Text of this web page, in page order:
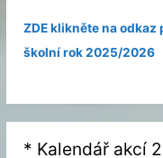
ZDE klikněte na
školní rok 2025/2026
* Kalendář akcí